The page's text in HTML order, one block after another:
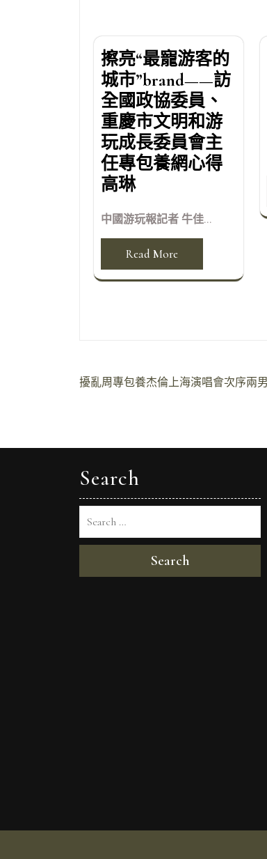
擦亮“最寵游客的
城市”brand——訪
全國政協委員、
重慶市文明和游
玩成長委員會主
任專包養網心得
高琳
中國游玩報記者 牛佳...
Read More
文
覽
擾亂周專包養杰倫上海演唱會次序兩
Search
Search